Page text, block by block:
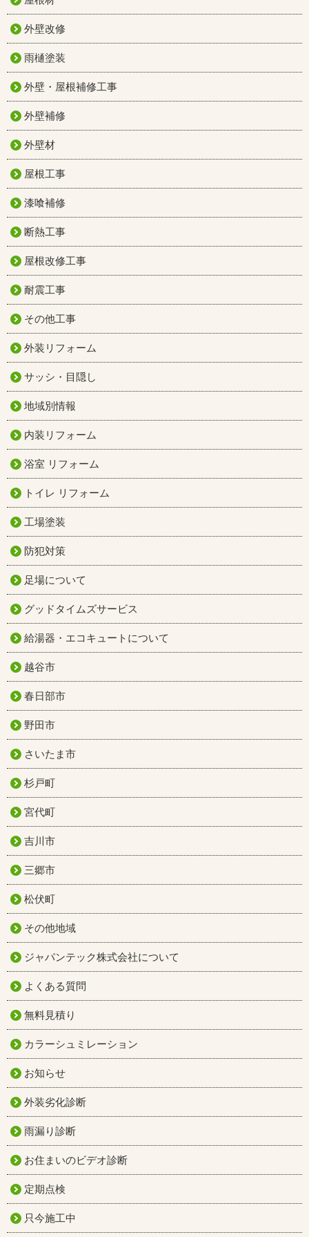
外壁改修
雨樋塗装
外壁・屋根補修工事
外壁補修
外壁材
屋根工事
漆喰補修
断熱工事
屋根改修工事
耐震工事
その他工事
外装リフォーム
サッシ・目隠し
地域別情報
内装リフォーム
浴室 リフォーム
トイレ リフォーム
工場塗装
防犯対策
足場について
グッドタイムズサービス
給湯器・エコキュートについて
越谷市
春日部市
野田市
さいたま市
杉戸町
宮代町
吉川市
三郷市
松伏町
その他地域
ジャパンテック株式会社について
よくある質問
無料見積り
カラーシュミレーション
お知らせ
外装劣化診断
雨漏り診断
お住まいのビデオ診断
定期点検
只今施工中